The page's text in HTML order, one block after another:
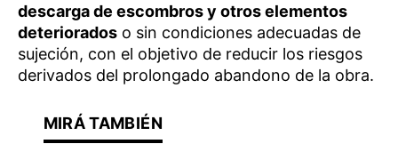
descarga de escombros y otros elementos
deteriorados o sin condiciones adecuadas de
sujeción, con el objetivo de reducir los riesgos
derivados del prolongado abandono de la obra.